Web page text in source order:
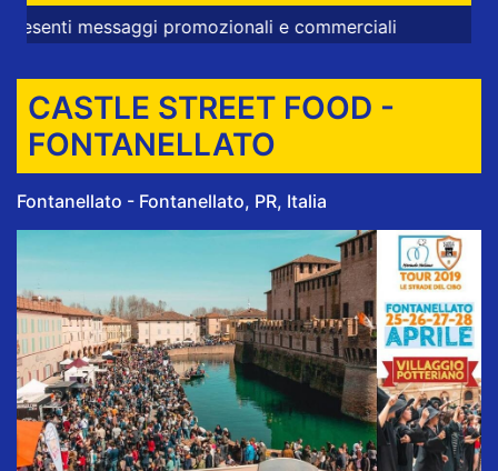
promozionali e commerciali
CASTLE STREET FOOD -
FONTANELLATO
Fontanellato - Fontanellato, PR, Italia